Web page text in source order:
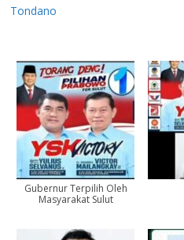
Tondano
Gubernur Terpilih Oleh
Masyarakat Sulut